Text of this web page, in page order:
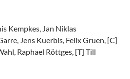
Kempkes, Jan Niklas
Jens Kuerbis, Felix Gruen, [C]
Raphael Röttges, [T] Till